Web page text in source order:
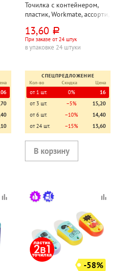
Точилка с контейнером,
пластик, Workmate, ассорти,
отверстие
13,60 руб.
При заказе от 24 штук
в упаковке 24 штуки
СПЕЦПРЕДЛОЖЕНИЕ
Кол-во
Скидка Цена
от 1 шт. 0%
16
от 3 шт.
−5%
15,20
от 6 шт.
−10%
14,40
от 24 шт.
−15% 13,60
-58%